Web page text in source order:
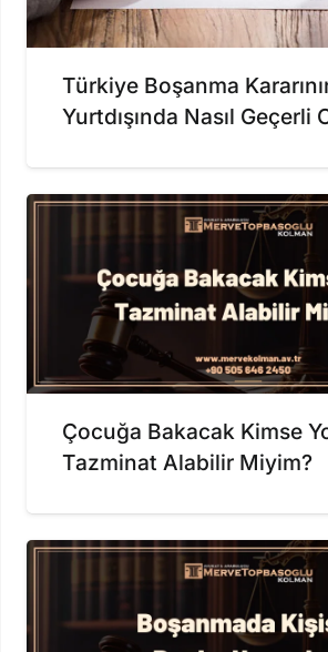
Türkiye Boşanma
Yurtdışında Nasıl Geçerli
Çocuğa Bakacak Kimse
Tazminat Alabilir Miyim?